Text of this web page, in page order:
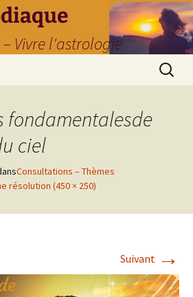
Vivre l'astrologie
fondamentalesde
ciel
Consultations – Thèmes
résolution (450 × 250)
Suivant →